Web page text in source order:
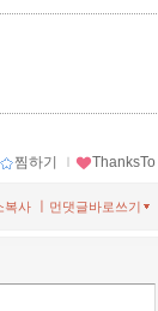
찜하기 ｌ ThanksTo
먼댓글바로쓰기
복사